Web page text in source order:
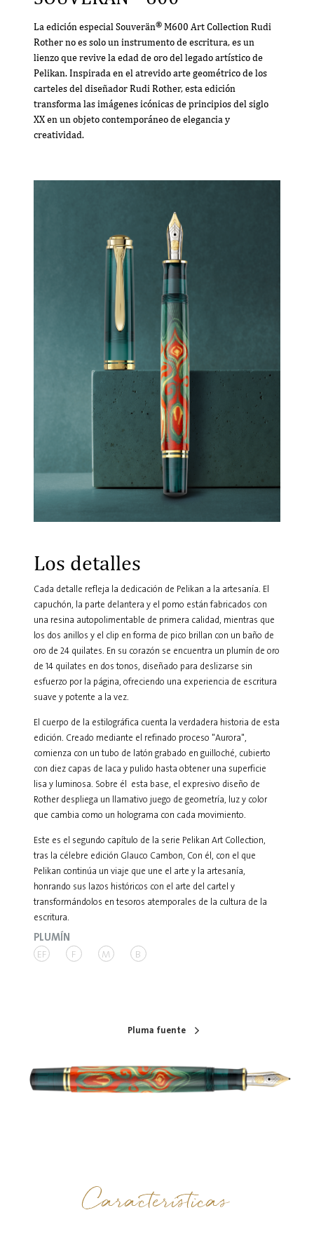
La edición especial Souverän®M600 Art Collection Rudi
Rother no es solo un instrumento de escritura, es un
lienzo que revive la edad de oro del legado artístico de
Pelikan. Inspirada en el atrevido arte geométrico de los
carteles del diseñador Rudi Rother, esta edición
transforma las imágenes icónicas de principios del siglo
XX en un objeto contemporáneo de elegancia y
creatividad.
Los detalles
Cada detalle refleja la dedicación de Pelikan a la artesanía. El
capuchón, la parte delantera y el pomo están fabricados con
una resina autopolimentable de primera calidad, mientras que
los dos anillos y el clip en forma de pico brillan con un baño de
oro de 24 quilates. En su corazón se encuentra un plumín de oro
de 14 quilates en dos tonos, diseñado para deslizarse sin
esfuerzo por la página, ofreciendo una experiencia de escritura
suave y potente a la vez.
El cuerpo de la estilográfica cuenta la verdadera historia de esta
edición. Creado mediante el refinado proceso "Aurora",
comienza con un tubo de latón grabado en guilloché, cubierto
con diez capas de laca y pulido hasta obtener una superficie
lisa y luminosa. Sobre él esta base, el expresivo diseño de
Rother despliega un llamativo juego de geometría, luz y color
que cambia como un holograma con cada movimiento.
Este es el segundo capítulo de la serie Pelikan Art Collection,
tras la célebre edición Glauco Cambon, Con él, con el que
Pelikan continúa un viaje que une el arte y la artesanía,
honrando sus lazos históricos con el arte del cartel y
transformándolos en tesoros atemporales de la cultura de la
escritura.
PLUMÍN
EF F M B
Pluma fuente
Características